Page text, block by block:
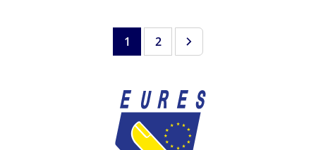
Sida
1 Sida
2